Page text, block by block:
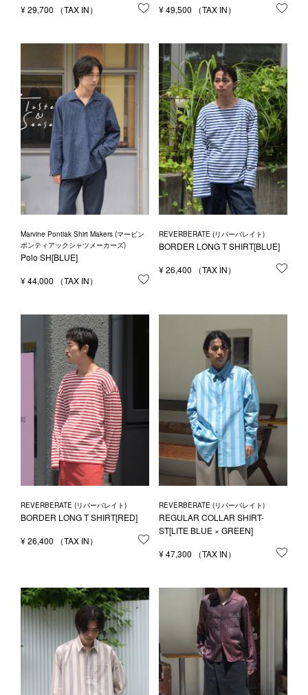
¥29,700 お気に入りに登録する
¥49,500
Marvine Pontiak Shirt Makers (マービン
ポンティアックシャツメーカーズ)
Polo SH[BLUE]
¥44,000
REVERBERATE (リバーバレイト)
BORDER LONG T SHIRT[BLUE]
¥26,400
REVERBERATE (リバーバレイト)
BORDER LONG T SHIRT[RED]
¥26,400
REVERBERATE (リバーバレイト)
REGULAR COLLAR SHIRT-
ST[LITE BLUE × GREEN]
¥47,300